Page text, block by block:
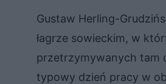
Gustaw Herling-
łagrze sowieckim, w
przetrzymywanych tam
typowy dzień pracy w